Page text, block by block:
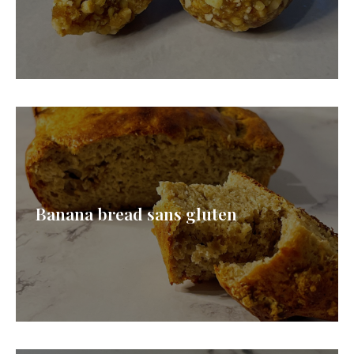
Banana bread sans gluten